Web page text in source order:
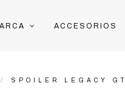
ACCESORIOS
SPOILER LEGACY GT